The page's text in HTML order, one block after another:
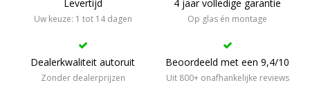
Levertijd
Uw keuze: 1 tot 14 dagen
4 jaar volledige garantie
Op glas én montage
Dealerkwaliteit autoruit
Zonder dealerprijzen
Beoordeeld met een 9,4/10
Uit 800+ onafhankelijke reviews